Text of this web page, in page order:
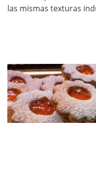
las mismas texturas